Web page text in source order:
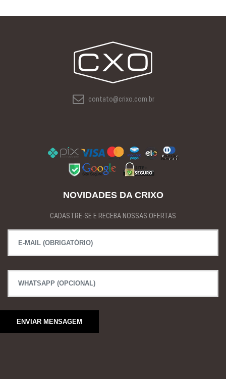
contato@crixo.com.br
NOVIDADES DA CRIXO
CADASTRE-SE E RECEBA NOSSAS OFERTAS